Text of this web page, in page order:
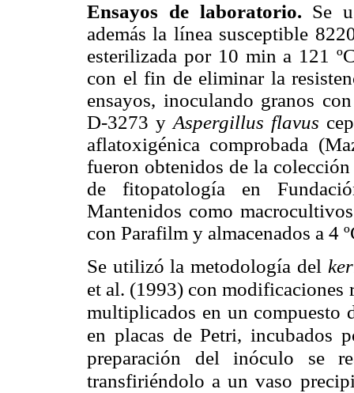
Ensayos de laboratorio. Se
además la línea susceptible
esterilizada por 10 min a 121
con el fin de eliminar la
ensayos, inoculando granos
D-3273 yAspergillus flavus
aflatoxigénica comprobada
fueron obtenidos de la
de fitopatología en
Mantenidos como
con Parafilm y almacenados a 4
Se utilizó la metodología del
et al. (1993) con
multiplicados en un
en placas de Petri, incubados
preparación del inóculo se
transfiriéndolo a un vaso